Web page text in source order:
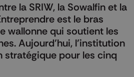
la SRIW, la Sowalfin et la
est le bras
wallonne qui soutient les
Aujourd’hui, l’institution
stratégique pour les cinq